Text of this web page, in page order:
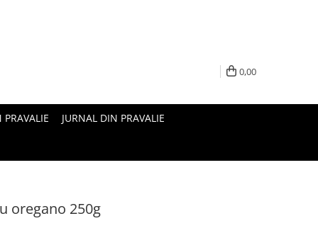
0,00
PRAVALIE JURNAL DIN PRAVALIE
oregano 250g